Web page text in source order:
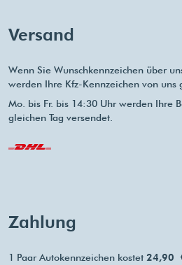
Versand
Wenn Sie Wunschkennzeichen über
werden Ihre Kfz-Kennzeichen von uns
Mo. bis Fr. bis 14:30 Uhr werden Ihre
gleichen Tag versendet.
Zahlung
1 Paar Autokennzeichen kostet 24,90